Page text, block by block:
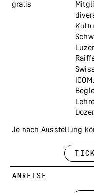
gratis
Je nach Ausstellung
ANREISE